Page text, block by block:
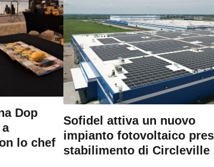
Dop
lo chef
Sofidel attiva un nuovo
impianto fotovoltaico
stabilimento di Circleville